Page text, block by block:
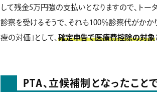
して残金5万円強の支払いとなりますので、ト
診察を受けるそうで、それも100％診察代がか
療の対価」として、 確定申告で医療費控除の対象
PTA、立候補制となったこと